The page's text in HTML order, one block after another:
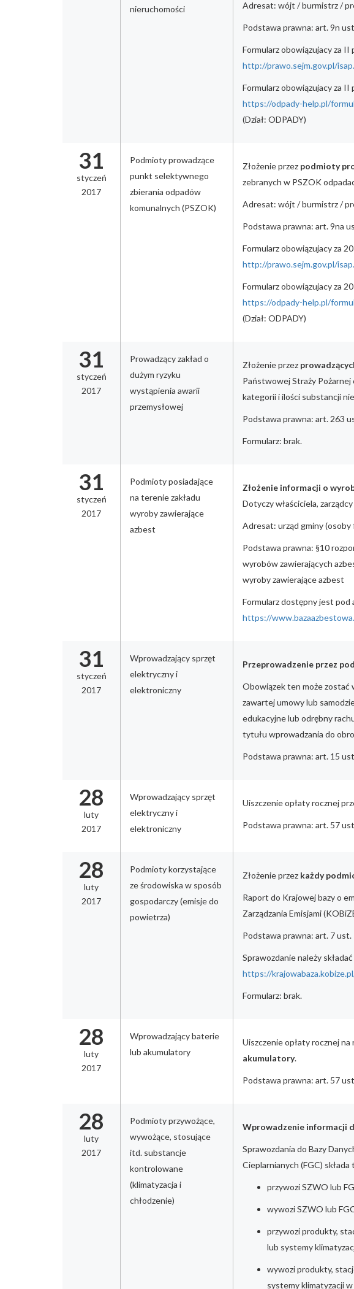
nieruchomości
Adresat: wójt / burmistrz /
Podstawa prawna: art. 9n
Formularz obowiązujacy za
http://prawo.sejm.gov.pl/
Formularz obowiązujacy za
https://odpady-help.pl/
(Dział: ODPADY)
31
styczeń
2017
Podmioty prowadzące
punkt selektywnego
zbierania odpadów
komunalnych (PSZOK)
Złożenie przez podmioty
zebranych w PSZOK
Adresat: wójt / burmistrz /
Podstawa prawna: art. 9na
Formularz obowiązujacy za
http://prawo.sejm.gov.pl/
Formularz obowiązujacy za
https://odpady-help.pl/
(Dział: ODPADY)
31
styczeń
2017
Prowadzący zakład o
dużym ryzyku
wystąpienia awarii
przemysłowej
Złożenie przez
Państwowej Straży
kategorii i ilości substancji
Podstawa prawna: art. 263
Formularz: brak.
31
styczeń
2017
Podmioty posiadające
na terenie zakładu
wyroby zawierające
azbest
Złożenie informacji o
Dotyczy właściciela,
Adresat: urząd gminy (osoby
Podstawa prawna: §10
wyrobów zawierających
wyroby zawierające azbest
Formularz dostępny jest pod
https://
31
styczeń
2017
Wprowadzający sprzęt
elektryczny i
elektroniczny
Przeprowadzenie przez
Obowiązek ten może zostać
zawartej umowy lub
edukacyjne lub odrębny
tytułu wprowadzania do
Podstawa prawna: art. 15
28
luty
2017
Wprowadzający sprzęt
elektryczny i
elektroniczny
Uiszczenie opłaty rocznej
Podstawa prawna: art. 57
28
luty
2017
Podmioty korzystające
ze środowiska w sposób
gospodarczy (emisje do
powietrza)
Złożenie przez każdy
Raport do Krajowej bazy o
Zarządzania Emisjami
Podstawa prawna: art. 7 ust.
Sprawozdanie należy
https://
Formularz: brak.
28
luty
2017
Wprowadzający baterie
lub akumulatory
Uiszczenie opłaty rocznej
akumulatory.
Podstawa prawna: art. 57
28
luty
2017
Podmioty przywożące,
wywożące, stosujące
itd. substancje
kontrolowane
(klimatyzacja i
chłodzenie)
Wprowadzenie informacji
Sprawozdania do Bazy
Cieplarnianych (FGC) składa
przywozi SZWO lub
wywozi SZWO lub
przywozi produkty,
lub systemy
wywozi produkty,
systemy klimatyzacji